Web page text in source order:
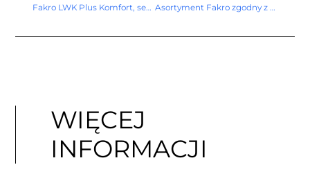
Fakro LWK Plus Komfort, segmentowe składane z drewnianą drabinką. Asortyment Fakro zgodny z wymiarem 60 x 140 cm
WIĘCEJ
INFORMACJI